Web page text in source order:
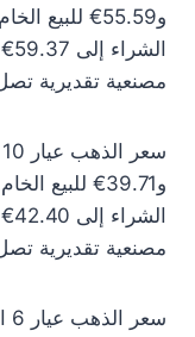
و55.59€
مصنعية تقديرية تصل
و39.71€ للبيع
مصنعية تقديرية تصل